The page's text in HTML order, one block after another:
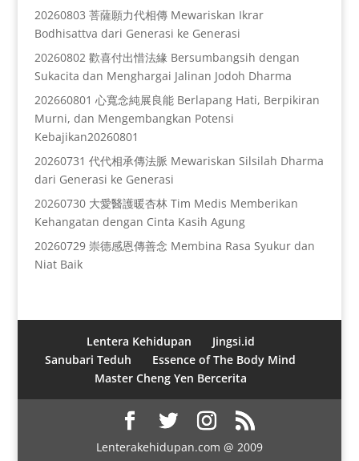
20260803 菩薩願力代相傳 Mewariskan Ikrar
Bodhisattva dari Generasi ke Generasi
20260802 歡喜付出惜法緣 Bersumbangsih dengan
Sukacita dan Menghargai Jalinan Jodoh Dharma
202660801 心寬念純展良能 Berlapang Hati, Berpikiran
Murni, dan Mengembangkan Potensi
Kebajikan20260801
20260731 代代相承傳法脈 Mewariskan Silsilah Dharma
dari Generasi ke Generasi
20260730 大愛醫護暖杏林 Tim Medis Memberikan
Kehangatan dengan Cinta Kasih Agung
20260729 崇德感恩傳善念 Membina Rasa Syukur dan
Niat Baik
Lentera Kehidupan
Jingsi.id
Sanubari Teduh
Essence of The Body Mind
Master Cheng Yen Bercerita
Lenterakehidupan.com @ 2009